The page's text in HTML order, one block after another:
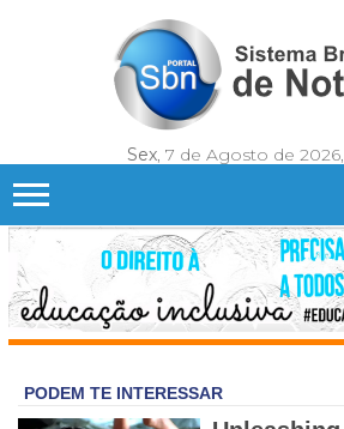
Sex, 7 de Agosto de 2026,